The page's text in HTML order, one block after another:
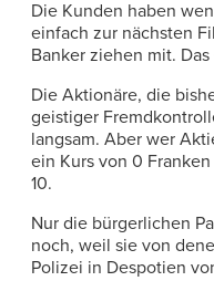
Die Kunden haben
einfach zur nächsten
Banker ziehen mit.
Die Aktionäre, die
geistiger
langsam. Aber wer
ein Kurs von 0
10.
Nur die bürgerlichen
noch, weil sie von
Polizei in Despotien